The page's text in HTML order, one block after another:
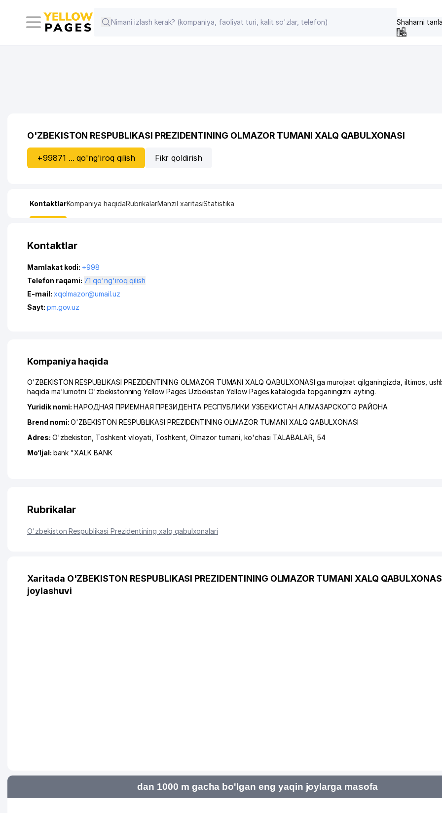
Shaharni
O'ZBEKISTON RESPUBLIKASI PREZIDENTINING OLMAZOR TUMANI XALQ QABULXONASI
+99871 ... qo'ng'iroq qilish Fikr qoldirish
KontaktlarKompaniya haqidaRubrikalarManzil xaritasiStatistika
Kontaktlar
Mamlakat kodi: +998
Telefon raqami:
71 qo'ng'iroq qilish
E-mail: xqolmazor@umail.uz
Sayt: pm.gov.uz
Kompaniya haqida
O'ZBEKISTON RESPUBLIKASI PREZIDENTINING OLMAZOR TUMANI XALQ QABULXONASI ga murojaat qilganingizda, iltimos,
haqida ma'lumotni O'zbekistonning Yellow Pages Uzbekistan Yellow Pages katalogida topganingizni ayting.
Yuridik nomi:НАРОДНАЯ ПРИЕМНАЯ ПРЕЗИДЕНТА РЕСПУБЛИКИ УЗБЕКИСТАН АЛМАЗАРСКОГО РАЙОНА
Brend nomi:O'ZBEKISTON RESPUBLIKASI PREZIDENTINING OLMAZOR TUMANI XALQ QABULXONASI
Adres: O'zbekiston, Toshkent viloyati Toshkent Olmazor tumani ko'chasi TALABALAR , 54
Mo‘ljal: bank "XALK BANK
Rubrikalar
O'zbekiston Respublikasi Prezidentining xalq qabulxonalari
Xaritada O'ZBEKISTON RESPUBLIKASI PREZIDENTINING OLMAZOR TUMANI XALQ
joylashuvi
dan 1000 m gacha bo'lgan eng yaqin joylarga masofa